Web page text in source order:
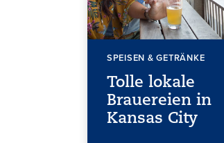
SPEISEN & GETRÄNKE
Tolle lokale
Brauereien in
Kansas City